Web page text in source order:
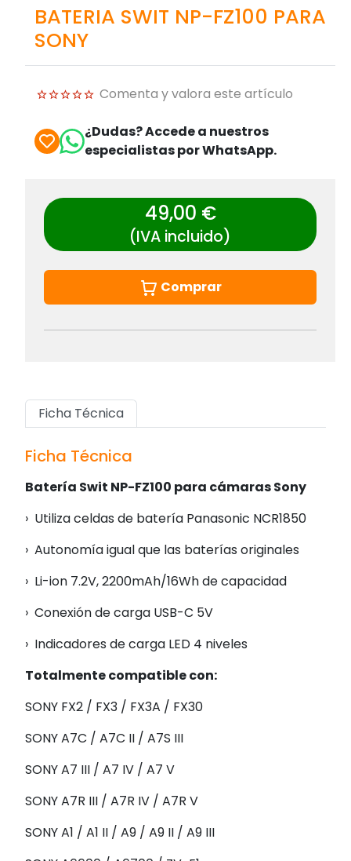
BATERIA SWIT NP-FZ100 PARA
SONY
Comenta y valora este artículo
¿Dudas? Accede a nuestros
especialistas por WhatsApp.
49,00 €
(IVA incluido)
Comprar
Ficha Técnica
Ficha Técnica
Batería Swit NP-FZ100 para cámaras Sony
› Utiliza celdas de batería Panasonic NCR1850
› Autonomía igual que las baterías originales
› Li-ion 7.2V, 2200mAh/16Wh de capacidad
› Conexión de carga USB-C 5V
› Indicadores de carga LED 4 niveles
Totalmente compatible con:
SONY FX2 / FX3 / FX3A / FX30
SONY A7C / A7C II / A7S III
SONY A7 III / A7 IV / A7 V
SONY A7R III / A7R IV / A7R V
SONY A1 / A1 II / A9 / A9 II / A9 III